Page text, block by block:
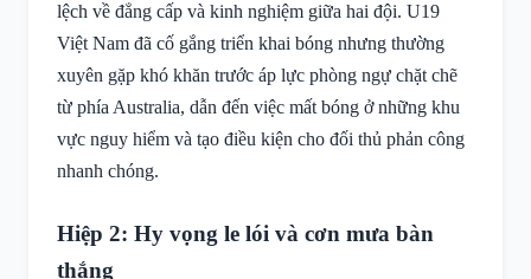
lệch về đẳng cấp và kinh nghiệm giữa hai đội. U19
Việt Nam đã cố gắng triển khai bóng nhưng thường
xuyên gặp khó khăn trước áp lực phòng ngự chặt chẽ
từ phía Australia, dẫn đến việc mất bóng ở những khu
vực nguy hiểm và tạo điều kiện cho đối thủ phản công
nhanh chóng.
Hiệp 2: Hy vọng le lói và cơn mưa bàn
thắng